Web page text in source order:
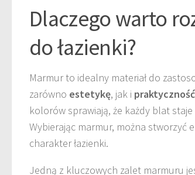
Dlaczego warto
do łazienki?
Marmur to idealny materiał do
zarówno estetykę, jak i praktyczność
kolorów sprawiają, że każdy blat
Wybierając marmur, można stworzyć
charakter łazienki.
Jedną z kluczowych zalet marmuru